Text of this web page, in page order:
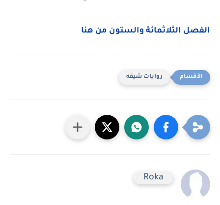
الفصل الثلاثمائة والستون من هنا
روايات شيقه
Roka